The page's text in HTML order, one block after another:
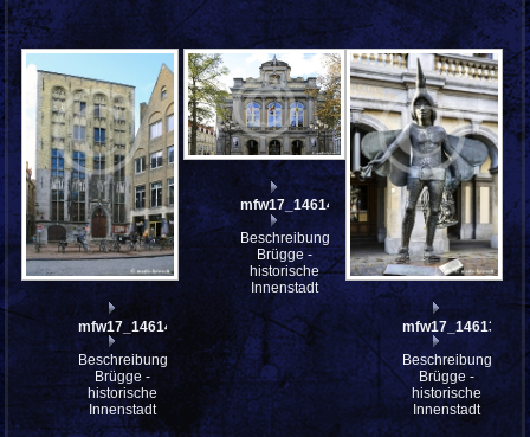
mfw17_146145
Beschreibung:
Brügge -
historische
Innenstadt
mfw17_146141
Beschreibung:
Brügge -
historische
Innenstadt
mfw17_146138
Beschreibung:
Brügge -
historische
Innenstadt